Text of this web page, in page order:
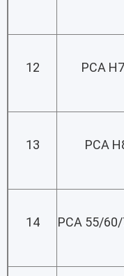
12 PCA
13 PCA
14 PCA 55/